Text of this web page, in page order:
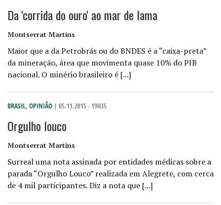
Da 'corrida do ouro' ao mar de lama
Montserrat Martins
Maior que a da Petrobrás ou do BNDES é a “caixa-preta”
da mineração, área que movimenta quase 10% do PIB
nacional. O minério brasileiro é [...]
BRASIL, OPINIÃO | 05.11.2015 - 19H35
Orgulho louco
Montserrat Martins
Surreal uma nota assinada por entidades médicas sobre a
parada “Orgulho Louco” realizada em Alegrete, com cerca
de 4 mil participantes. Diz a nota que [...]